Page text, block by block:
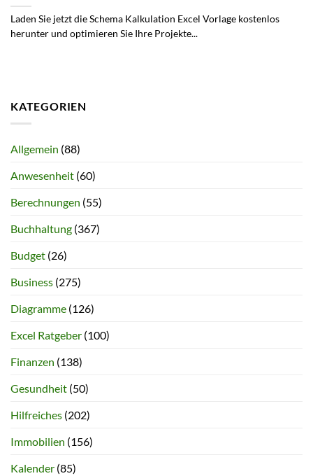
Laden Sie jetzt die Schema Kalkulation Excel Vorlage kostenlos
herunter und optimieren Sie Ihre Projekte...
KATEGORIEN
Allgemein (88)
Anwesenheit (60)
Berechnungen (55)
Buchhaltung (367)
Budget (26)
Business (275)
Diagramme (126)
Excel Ratgeber (100)
Finanzen (138)
Gesundheit (50)
Hilfreiches (202)
Immobilien (156)
Kalender (85)